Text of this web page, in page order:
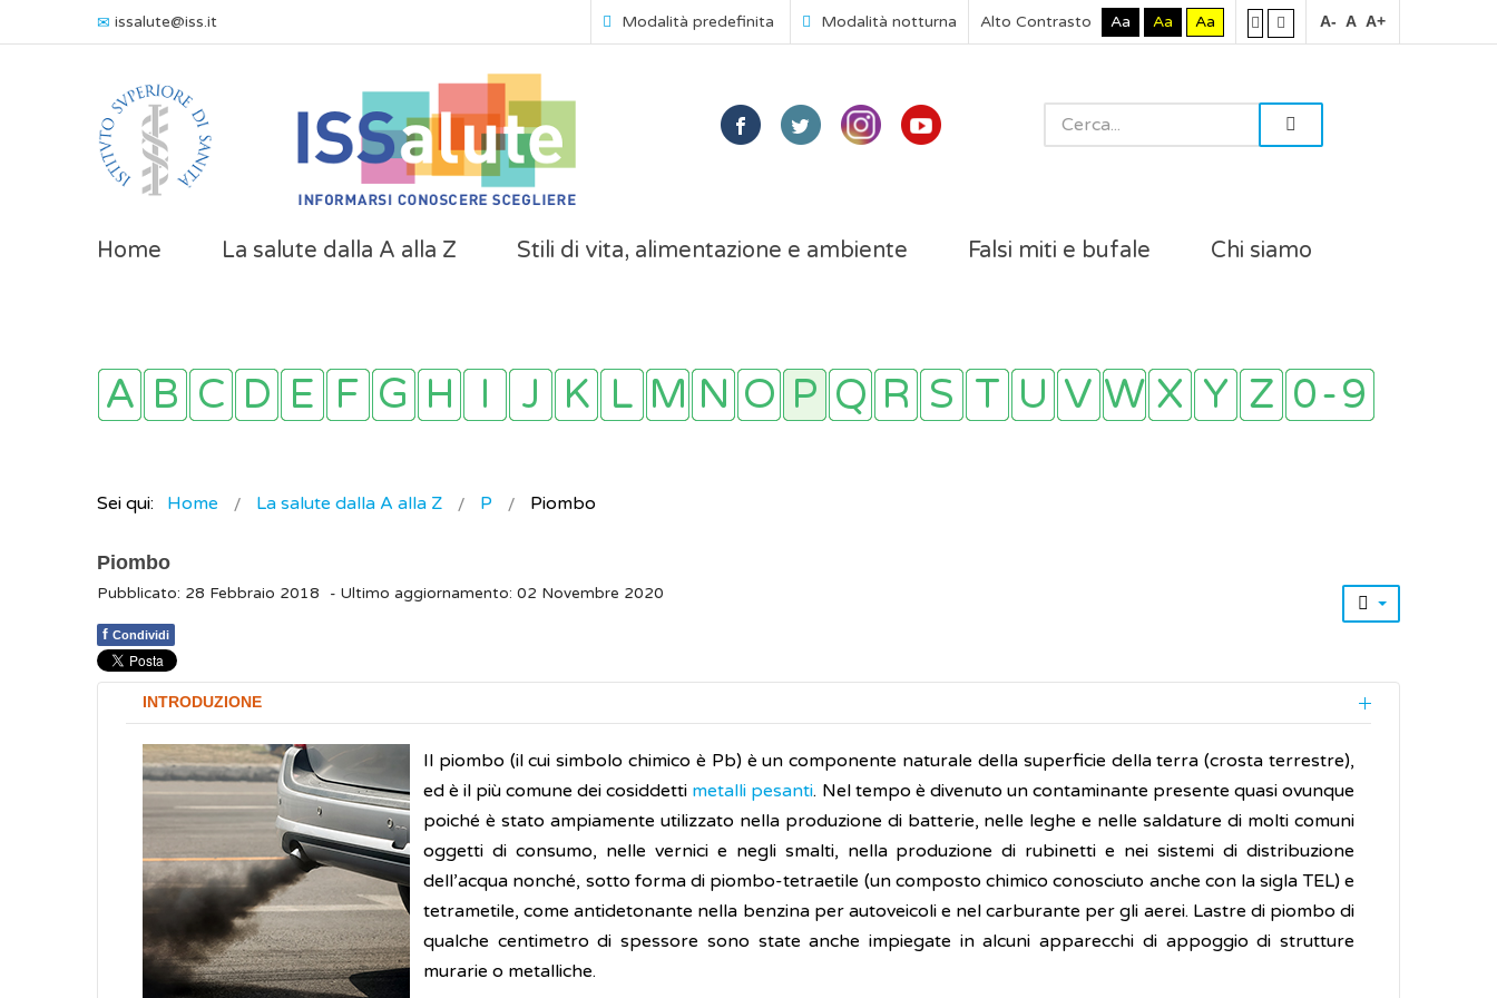
issalute@iss.it Modalità predefinita Modalità notturna Alto Contrasto Aa Aa Aa A- A A+
Home La salute dalla A alla Z Stili di vita, alimentazione e ambiente Falsi miti e bufale Chi siamo
Sei qui: Home La salute dalla A alla Z P Piombo
Piombo
Pubblicato: 28 Febbraio 2018 - Ultimo aggiornamento: 02 Novembre 2020
f Condividi
INTRODUZIONE
Il piombo (il cui simbolo chimico è Pb) è un componente naturale della superficie della terra (crosta terrestre),
ed è il più comune dei cosiddetti metalli pesanti. Nel tempo è divenuto un contaminante presente quasi ovunque
poiché è stato ampiamente utilizzato nella produzione di batterie, nelle leghe e nelle saldature di molti comuni
oggetti di consumo, nelle vernici e negli smalti, nella produzione di rubinetti e nei sistemi di distribuzione
dell’acqua nonché, sotto forma di piombo-tetraetile (un composto chimico conosciuto anche con la sigla TEL) e
tetrametile, come antidetonante nella benzina per autoveicoli e nel carburante per gli aerei. Lastre di piombo di
qualche centimetro di spessore sono state anche impiegate in alcuni apparecchi di appoggio di strutture
murarie o metalliche.